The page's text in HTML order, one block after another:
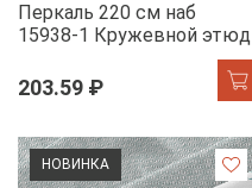
Перкаль 220 см наб
15938-1 Кружевной этюд
203.59 ₽
НОВИНКА